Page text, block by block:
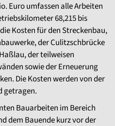
Euro umfassen alle Arbeiten
68,215 bis
Kosten für den Streckenbau,
der Culitzschbrücke
der teilweisen
sowie der Erneuerung
Die Kosten werden von der
getragen.
Bauarbeiten im Bereich
dem Bauende kurz vor der